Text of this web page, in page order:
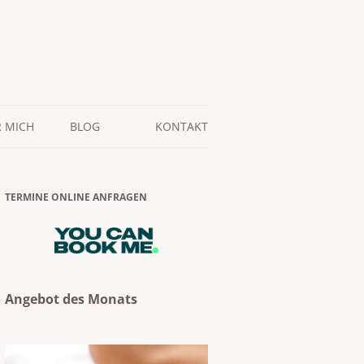
MICH BLOG KONTAKT
TERMINE ONLINE ANFRAGEN
Angebot des Monats